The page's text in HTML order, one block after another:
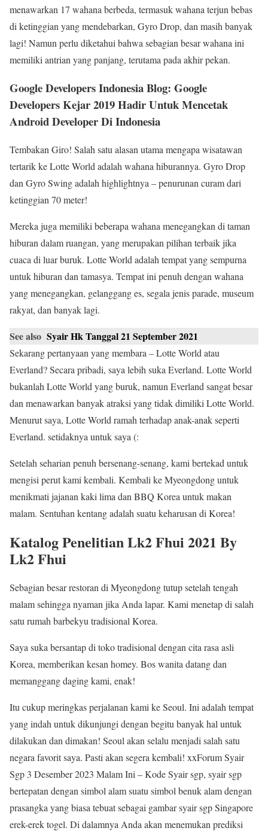
menawarkan 17 wahana berbeda, termasuk wahana terjun bebas
di ketinggian yang mendebarkan, Gyro Drop, dan masih banyak
lagi! Namun perlu diketahui bahwa sebagian besar wahana ini
memiliki antrian yang panjang, terutama pada akhir pekan.
Google Developers Indonesia Blog: Google
Developers Kejar 2019 Hadir Untuk Mencetak
Android Developer Di Indonesia
Tembakan Giro! Salah satu alasan utama mengapa wisatawan
tertarik ke Lotte World adalah wahana hiburannya. Gyro Drop
dan Gyro Swing adalah highlightnya – penurunan curam dari
ketinggian 70 meter!
Mereka juga memiliki beberapa wahana menegangkan di taman
hiburan dalam ruangan, yang merupakan pilihan terbaik jika
cuaca di luar buruk. Lotte World adalah tempat yang sempurna
untuk hiburan dan tamasya. Tempat ini penuh dengan wahana
yang menegangkan, gelanggang es, segala jenis parade, museum
rakyat, dan banyak lagi.
See also Syair Hk Tanggal 21 September 2021
Sekarang pertanyaan yang membara – Lotte World atau
Everland? Secara pribadi, saya lebih suka Everland. Lotte World
bukanlah Lotte World yang buruk, namun Everland sangat besar
dan menawarkan banyak atraksi yang tidak dimiliki Lotte World.
Menurut saya, Lotte World ramah terhadap anak-anak seperti
Everland. setidaknya untuk saya (:
Setelah seharian penuh bersenang-senang, kami bertekad untuk
mengisi perut kami kembali. Kembali ke Myeongdong untuk
menikmati jajanan kaki lima dan BBQ Korea untuk makan
malam. Sentuhan kentang adalah suatu keharusan di Korea!
Katalog Penelitian Lk2 Fhui 2021 By
Lk2 Fhui
Sebagian besar restoran di Myeongdong tutup setelah tengah
malam sehingga nyaman jika Anda lapar. Kami menetap di salah
satu rumah barbekyu tradisional Korea.
Saya suka bersantap di toko tradisional dengan cita rasa asli
Korea, memberikan kesan homey. Bos wanita datang dan
memanggang daging kami, enak!
Itu cukup meringkas perjalanan kami ke Seoul. Ini adalah tempat
yang indah untuk dikunjungi dengan begitu banyak hal untuk
dilakukan dan dimakan! Seoul akan selalu menjadi salah satu
negara favorit saya. Pasti akan segera kembali! xxForum Syair
Sgp 3 Desember 2023 Malam Ini – Kode Syair sgp, syair sgp
bertepatan dengan simbol alam suatu simbol benuk alam dengan
prasangka yang biasa tebuat sebagai gambar syair sgp Singapore
erek-erek togel. Di dalamnya Anda akan menemukan prediksi